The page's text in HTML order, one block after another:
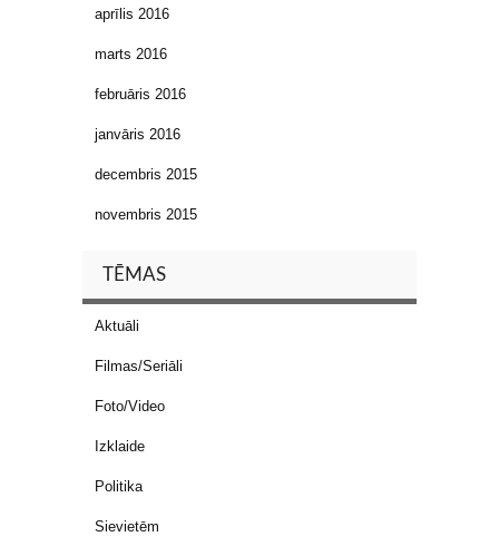
aprīlis 2016
marts 2016
februāris 2016
janvāris 2016
decembris 2015
novembris 2015
TĒMAS
Aktuāli
Filmas/Seriāli
Foto/Video
Izklaide
Politika
Sievietēm